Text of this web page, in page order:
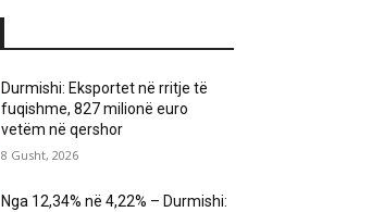
Durmishi: Eksportet në rritje të
fuqishme, 827 milionë euro
vetëm në qershor
8 Gusht, 2026
Nga 12,34% në 4,22% – Durmishi: